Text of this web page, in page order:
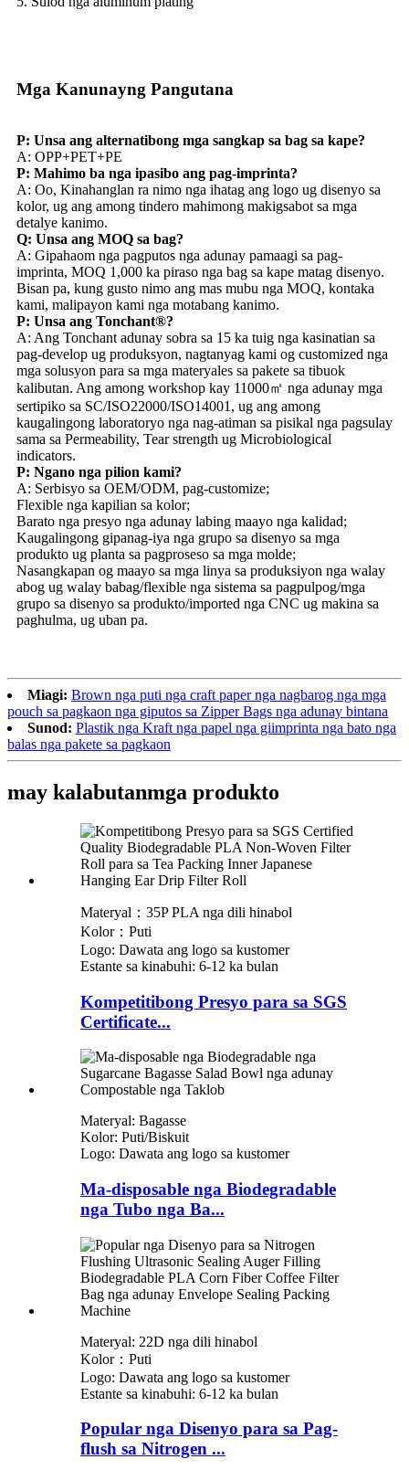
Mga Kanunayng Pangutana
P: Unsa ang alternatibong mga sangkap sa bag sa kape?
A: OPP+PET+PE
P: Mahimo ba nga ipasibo ang pag-imprinta?
A: Oo, Kinahanglan ra nimo nga ihatag ang logo ug disenyo sa
kolor, ug ang among tindero mahimong makigsabot sa mga
detalye kanimo.
Q: Unsa ang MOQ sa bag?
A: Gipahaom nga pagputos nga adunay pamaagi sa pag-
imprinta, MOQ 1,000 ka piraso nga bag sa kape matag disenyo.
Bisan pa, kung gusto nimo ang mas mubu nga MOQ, kontaka
kami, malipayon kami nga motabang kanimo.
P: Unsa ang Tonchant®?
A: Ang Tonchant adunay sobra sa 15 ka tuig nga kasinatian sa
pag-develop ug produksyon, nagtanyag kami og customized nga
mga solusyon para sa mga materyales sa pakete sa tibuok
kalibutan. Ang among workshop kay 11000㎡ nga adunay mga
sertipiko sa SC/ISO22000/ISO14001, ug ang among
kaugalingong laboratoryo nga nag-atiman sa pisikal nga pagsulay
sama sa Permeability, Tear strength ug Microbiological
indicators.
P: Ngano nga pilion kami?
A: Serbisyo sa OEM/ODM, pag-customize;
Flexible nga kapilian sa kolor;
Barato nga presyo nga adunay labing maayo nga kalidad;
Kaugalingong gipanag-iya nga grupo sa disenyo sa mga
produkto ug planta sa pagproseso sa mga molde;
Nasangkapan og maayo sa mga linya sa produksiyon nga walay
abog ug walay babag/flexible nga sistema sa pagpulpog/mga
grupo sa disenyo sa produkto/imported nga CNC ug makina sa
paghulma, ug uban pa.
Miagi: Brown nga puti nga craft paper nga nagbarog nga mga
pouch sa pagkaon nga giputos sa Zipper Bags nga adunay bintana
Sunod: Plastik nga Kraft nga papel nga giimprinta nga bato nga
balas nga pakete sa pagkaon
may kalabutanmga produkto
Materyal：35P PLA nga dili hinabol
Kolor：Puti
Logo: Dawata ang logo sa kustomer
Estante sa kinabuhi: 6-12 ka bulan
Kompetitibong Presyo para sa SGS
Certificate...
Materyal: Bagasse
Kolor: Puti/Biskuit
Logo: Dawata ang logo sa kustomer
Ma-disposable nga Biodegradable
nga Tubo nga Ba...
Materyal: 22D nga dili hinabol
Kolor：Puti
Logo: Dawata ang logo sa kustomer
Estante sa kinabuhi: 6-12 ka bulan
Popular nga Disenyo para sa Pag-
flush sa Nitrogen ...